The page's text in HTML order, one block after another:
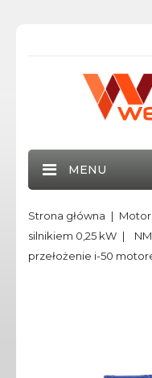
MENU
Strona główna
silnikiem 0,25 kW
przełożenie i-50